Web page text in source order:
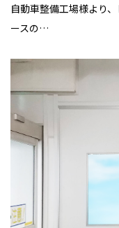
自動車整備工場様より
ースの…